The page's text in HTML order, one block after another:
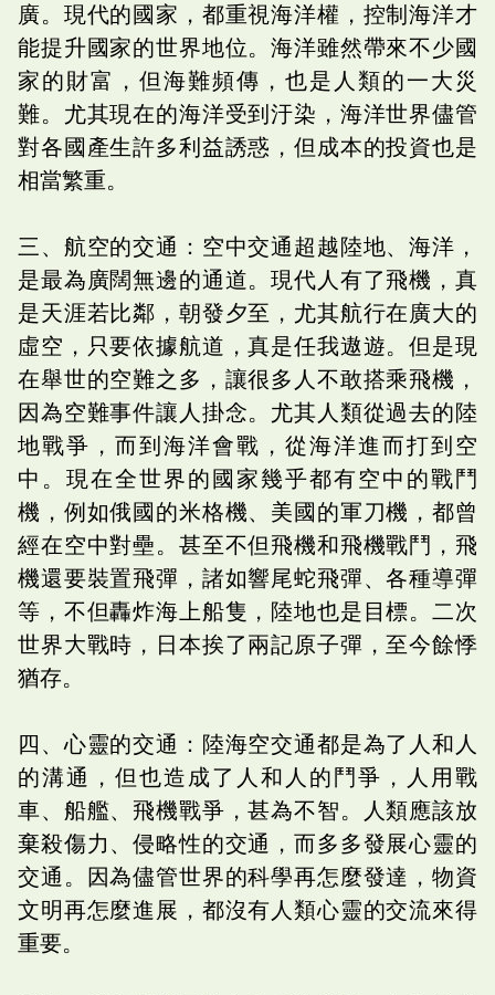
廣。現代的國家，都重視海洋權，控制海洋才
能提升國家的世界地位。海洋雖然帶來不少國
家的財富，但海難頻傳，也是人類的一大災
難。尤其現在的海洋受到汙染，海洋世界儘管
對各國產生許多利益誘惑，但成本的投資也是
相當繁重。
三、航空的交通：空中交通超越陸地、海洋，
是最為廣闊無邊的通道。現代人有了飛機，真
是天涯若比鄰，朝發夕至，尤其航行在廣大的
虛空，只要依據航道，真是任我遨遊。但是現
在舉世的空難之多，讓很多人不敢搭乘飛機，
因為空難事件讓人掛念。尤其人類從過去的陸
地戰爭，而到海洋會戰，從海洋進而打到空
中。現在全世界的國家幾乎都有空中的戰鬥
機，例如俄國的米格機、美國的軍刀機，都曾
經在空中對壘。甚至不但飛機和飛機戰鬥，飛
機還要裝置飛彈，諸如響尾蛇飛彈、各種導彈
等，不但轟炸海上船隻，陸地也是目標。二次
世界大戰時，日本挨了兩記原子彈，至今餘悸
猶存。
四、心靈的交通：陸海空交通都是為了人和人
的溝通，但也造成了人和人的鬥爭，人用戰
車、船艦、飛機戰爭，甚為不智。人類應該放
棄殺傷力、侵略性的交通，而多多發展心靈的
交通。因為儘管世界的科學再怎麼發達，物資
文明再怎麼進展，都沒有人類心靈的交流來得
重要。